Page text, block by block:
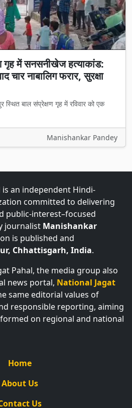
गृह में सनसनीखेज हत्याकांड:
चार नाबालिग फरार, सुरक्षा
स्थित बाल संप्रेक्षण गृह में रविवार को एक
Manishankar Pandey
is an independent Hindi-
committed to delivering
public-interest–focused
journalist Manishankar
is published and
Chhattisgarh, India.
Pahal, the media group also
news portal, National Jagat
same editorial values of
responsible reporting, aiming
on regional and national
Home
About Us
Us